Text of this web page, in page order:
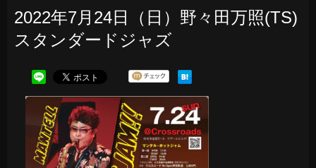
2022年7月24日（日）野々田万照(TS)
スタンダードジャズ